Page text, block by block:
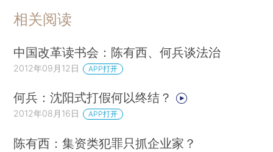
相关阅读
中国改革读书会：陈有西、何兵谈法治
2012年09月12日 APP打开
何兵：沈阳式打假何以终结？
2012年08月16日 APP打开
陈有西：集资类犯罪只抓企业家？